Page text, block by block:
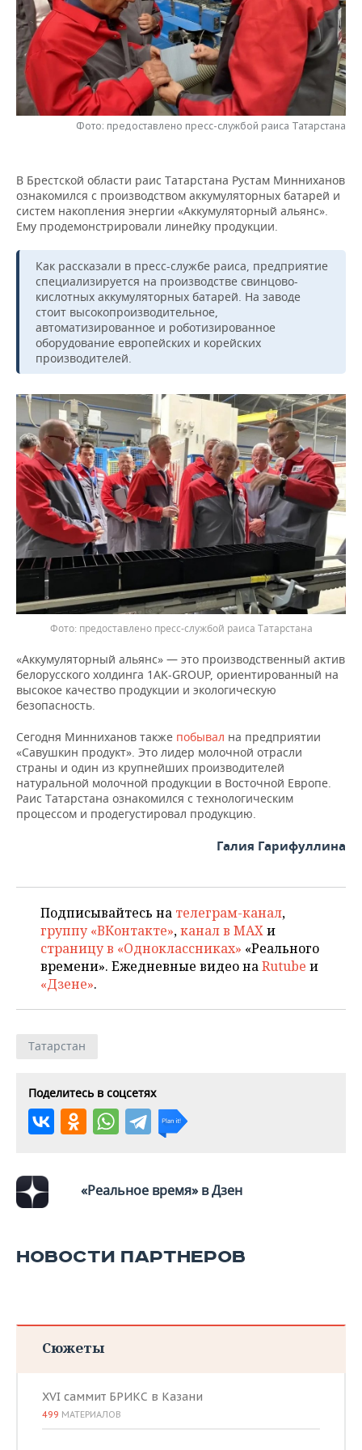
НЕФТЕХИМИЯ
НЕФТЬ
ОПК
ЭНЕРГЕТИКА
РОЗНИЧНАЯ ТОРГОВЛЯ
ТРАНСПОРТ
УСЛУГИ
НОВОСТИ ТЕХНОЛОГИЙ
IT
МЕДИА
МЕРОПРИЯТИЯ
НОВОСТИ МЕРОПРИЯТИЙ
ВЫЕЗДНАЯ РЕДАКЦИЯ
ONLINE-КОНФЕРЕНЦИИ
ОТКРЫТАЯ ЛЕКЦИЯ
СПОРТ
НОВОСТИ СПОРТА
ХОККЕЙ
БАСКЕТБОЛ
ВОЛЕЙБОЛ
КИБЕРСПОРТ
ФИГУРНОЕ КАТАНИЕ
ВОДНЫЕ ВИДЫ СПОРТА
ХОККЕЙ С МЯЧОМ
ОБЩЕСТВО
ВЛАСТЬ
ИНФРАСТРУКТУРА
ИСТОРИЯ
КУЛЬТУРА
МЕДИЦИНА
ОБРАЗОВАНИЕ
ПРОИСШЕСТВИЯ
СЮЖЕТЫ
СПРАВОЧНИК
СПИСОК ПЕРСОН
СПИСОК КОМПАНИЙ
ПОЛНАЯ ВЕРСИЯ
Фото: предоставлено пресс-службой раиса Татарстана
В Брестской области раис Татарстана Рустам Минниханов
ознакомился с производством аккумуляторных батарей и
систем накопления энергии «Аккумуляторный альянс».
Ему продемонстрировали линейку продукции.
Как рассказали в пресс-службе раиса, предприятие
специализируется на производстве свинцово-
кислотных аккумуляторных батарей. На заводе
стоит высокопроизводительное,
автоматизированное и роботизированное
оборудование европейских и корейских
производителей.
предоставлено пресс-службой раиса Татарстана
«Аккумуляторный альянс» — это производственный актив
белорусского холдинга 1AK-GROUP, ориентированный на
высокое качество продукции и экологическую
безопасность.
Сегодня Минниханов также побывал на предприятии
«Савушкин продукт». Это лидер молочной отрасли
страны и один из крупнейших производителей
натуральной молочной продукции в Восточной Европе.
Раис Татарстана ознакомился с технологическим
процессом и продегустировал продукцию.
Галия Гарифуллина
Подписывайтесь на телеграм-канал,
группу «ВКонтакте»,канал в MAXи
страницу в «Одноклассниках» «Реального
времени». Ежедневные видео наRutube и
«Дзене».
Татарстан
Поделитесь в соцсетях
«Реальное время» в Дзен
НОВОСТИ ПАРТНЕРОВ
Сюжеты
XVI саммит БРИКС в Казани
499 МАТЕРИАЛОВ